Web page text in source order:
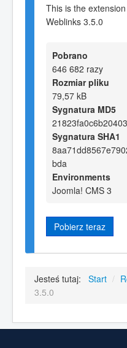
This is the
Weblinks 3.5.0
Pobrano
646 682 razy
Rozmiar pliku
79,57 kB
Sygnatura MD5
Sygnatura SHA1
bda
Environments
Joomla! CMS 3
Pobierz teraz
Jesteś tutaj: Start /
3.5.0